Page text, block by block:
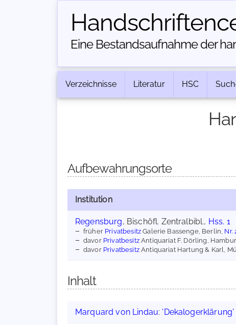
Eine Bestandsaufnahme der
Verzeichnisse Literatur HSC
Aufbewahrungsorte
Institution
Regensburg, Bischöfl. Zentralbibl., Hss. 1
früher PrivatbesitzGalerie Bassenge, Berlin, Nr.
davor PrivatbesitzAntiquariat F. Dörling,
davor PrivatbesitzAntiquariat Hartung & Karl,
Inhalt
Marquard von Lindau: 'Dekalogerklärung'